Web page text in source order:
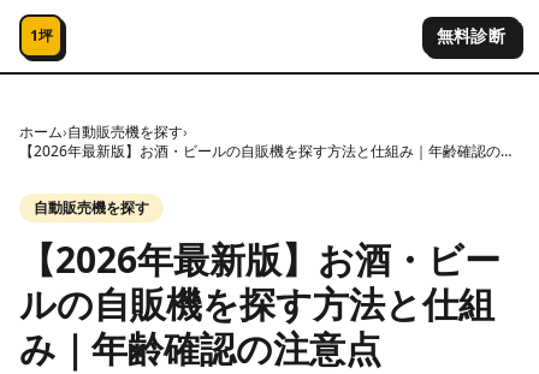
コンテンツへスキップ
1坪 無料診断
ホーム›自動販売機を探す›
【2026年最新版】お酒・ビールの自販機を探す方法と仕組み｜年齢確認の注意点
自動販売機を探す
【2026年最新版】お酒・ビー
ルの自販機を探す方法と仕組
み｜年齢確認の注意点